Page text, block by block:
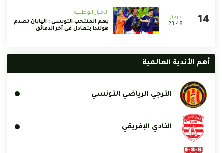
23:48
الأخبار الوطنية
يهم المنتخب التونسي : اليابان تصدم
هولندا بتعادل في آخر الدقائق
أهم الأندية العالمية
الترجي الرياضي التونسي
النادي الإفريقي